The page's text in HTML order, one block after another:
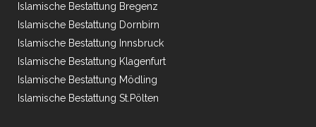
Islamische Bestattung Bregenz
Islamische Bestattung Dornbirn
Islamische Bestattung Innsbruck
Islamische Bestattung Klagenfurt
Islamische Bestattung Mödling
Islamische Bestattung St.Pölten